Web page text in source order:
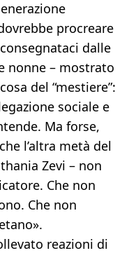
procreare
dalle
nonne – mostrato
del “mestiere”:
sociale e
Ma forse,
l’altra metà del
Zevi – non
Che non
Che non
reazioni di